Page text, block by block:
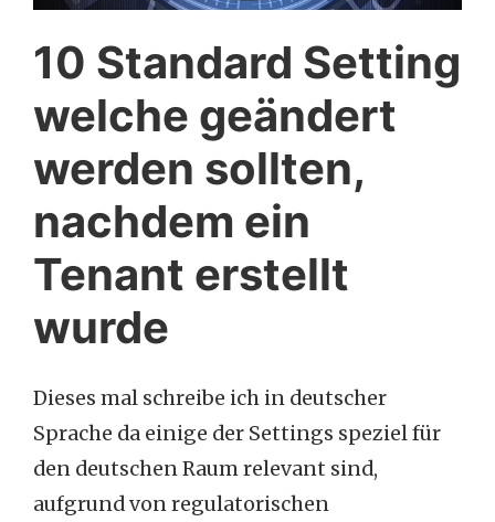
10 Standard Setting
welche geändert
werden sollten,
nachdem ein
Tenant erstellt
wurde
Dieses mal schreibe ich in deutscher
Sprache da einige der Settings speziel für
den deutschen Raum relevant sind,
aufgrund von regulatorischen